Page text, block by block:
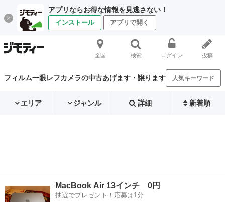
アプリならお得な情報を見逃さない！
インストール アプリで開く
全国 検索 ログイン 投稿
フィルム一眼レフカメラの中古あげます・譲ります 人気キーワード
エリア ジャンル 詳細 新着順
MacBook Air 13インチ 0円
抽選でプレゼント！応募は1分